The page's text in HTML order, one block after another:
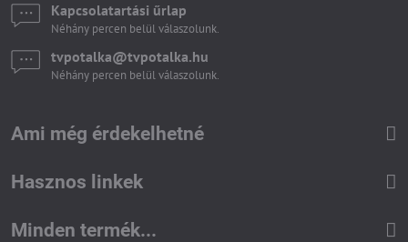
Kapcsolatartási űrlap
Néhány percen belül válaszolunk.
tvpotalka​@tvpotalka​.hu
Néhány percen belül válaszolunk.
Ami még érdekelhetné
Hasznos linkek
Minden termék...